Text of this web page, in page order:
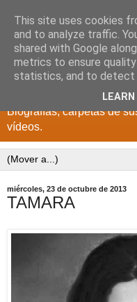
DISCOS
CANTANTES Y
Biografías, carpetas de
vídeos.
miércoles, 23 de octubre de 2013
TAMARA
This site uses cookies
and to analyze traffic.
shared with Google
metrics to ensure
statistics, and to detect